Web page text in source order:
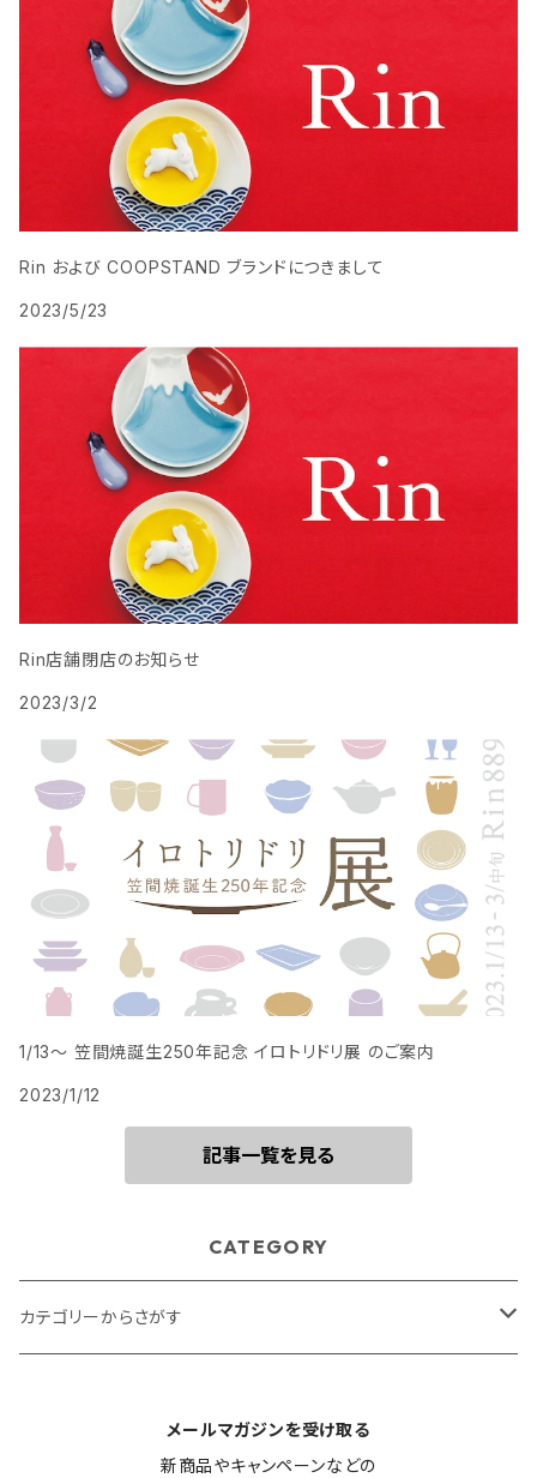
Rin および COOPSTAND ブランドにつきまして
2023/5/23
Rin店舗閉店のお知らせ
2023/3/2
1/13〜 笠間焼誕生250年記念 イロトリドリ展 のご案内
2023/1/12
記事一覧を見る
CATEGORY
カテゴリーからさがす
メールマガジンを受け取る
新商品やキャンペーンなどの